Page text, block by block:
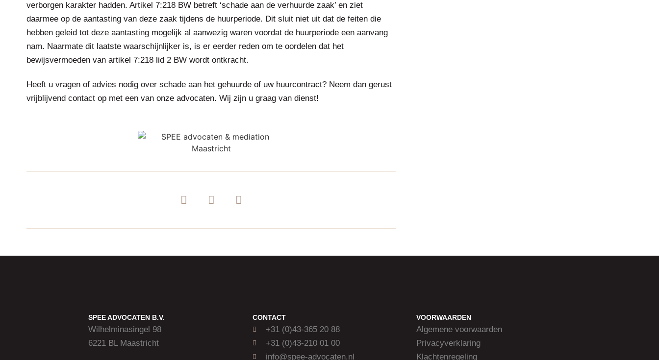
verborgen karakter hadden. Artikel 7:218 BW betreft ‘schade aan de verhuurde zaak’ en ziet
daarmee op de aantasting van deze zaak tijdens de huurperiode. Dit sluit niet uit dat de feiten die
hebben geleid tot deze aantasting mogelijk al aanwezig waren voordat de huurperiode een aanvang
nam. Naarmate dit laatste waarschijnlijker is, is er eerder reden om te oordelen dat het
bewijsvermoeden van artikel 7:218 lid 2 BW wordt ontkracht.
Heeft u vragen of advies nodig over schade aan het gehuurde of uw huurcontract? Neem dan gerust
vrijblijvend contact op met een van onze advocaten. Wij zijn u graag van dienst!
SPEE ADVOCATEN B.V.
Wilhelminasingel 98
6221 BL Maastricht
CONTACT
+31 (0)43-365 20 88
+31 (0)43-210 01 00
info@spee-advocaten.nl
VOORWAARDEN
Algemene voorwaarden
Privacyverklaring
Klachtenregeling